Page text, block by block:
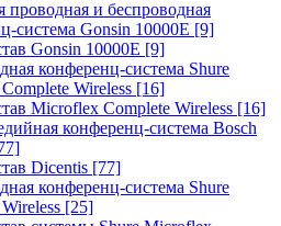
проводная и беспроводная
система Gonsin 10000E [9]
Gonsin 10000E [9]
конференц-система Shure
Wireless [16]
Microflex Complete Wireless [16]
конференц-система Bosch
Dicentis [77]
конференц-система Shure
[25]